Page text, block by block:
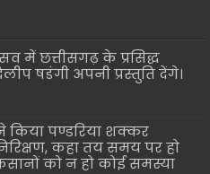
में छत्तीसगढ़ के प्रसिद्ध
षडंगी अपनी प्रस्तुति देंगे।
किया पण्डरिया शक्कर
कहा तय समय पर हो
को न हो कोई समस्या